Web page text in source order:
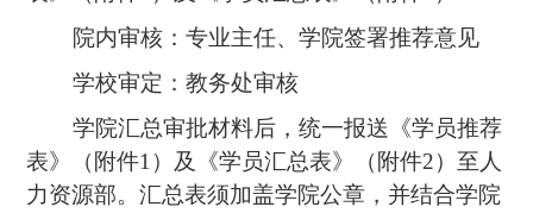
院内审核：专业主任、学院签署推荐意见
学校审定：教务处审核
学院汇总审批材料后，统一报送《学员推荐
表》（附件1）及《学员汇总表》（附件2）至人
力资源部。汇总表须加盖学院公章，并结合学院